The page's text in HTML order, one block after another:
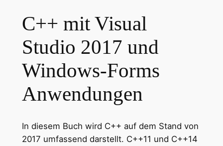
C++ mit Visual
Studio 2017 und
Windows-Forms
Anwendungen
In diesem Buch wird C++ auf dem Stand von
2017 umfassend darstellt. C++11 und C++14